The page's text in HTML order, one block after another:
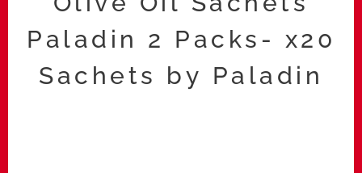
Paladin 2 Packs- x20
Sachets by Paladin